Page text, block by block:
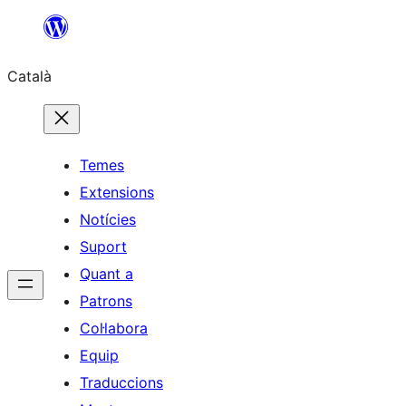
contingut
Català
Temes
Extensions
Notícies
Suport
Quant a
Patrons
Col·labora
Equip
Traduccions